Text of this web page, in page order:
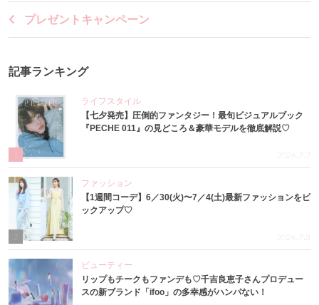
プレゼントキャンペーン
記事ランキング
ライフスタイル
【七夕発売】圧倒的ファンタジー！最旬ビジュアルブック
『PECHE 011』の見どころ＆豪華モデルを徹底解説♡
2026.7.7
ファッション
【1週間コーデ】6／30(火)〜7／4(土)最新ファッションをピ
ックアップ♡
2026.7.8
ビューティー
リップもチークもファンデも♡千吉良恵子さんプロデュー
スの新ブランド「ifoo」の多幸感がハンパない！